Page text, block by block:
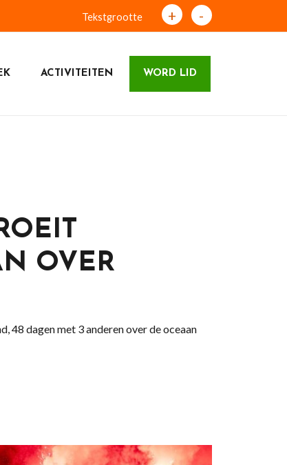
Tekstgrootte + -
ACTIVITEITEN WORD LID
OVER
48 dagen met 3 anderen over de oceaan